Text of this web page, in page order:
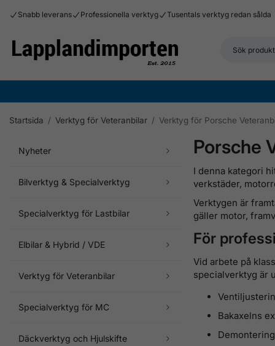
Snabb leverans Professionella verktyg Tusentals verktyg redan sålda
Startsida / Verktyg för Veteranbilar / Verktyg för Porsche
Nyheter
Bilverktyg & Specialverktyg
Specialverktyg för Lastbilar
Elbilar & Hybrid / VDE
Verktyg för Veteranbilar
Specialverktyg för MC
Däckverktyg och Hjulskifte
Porsche
I denna kategori
verkstäder,
Verktygen är
gäller motor,
För
Vid arbete på
specialverktyg är
Bakaxelns